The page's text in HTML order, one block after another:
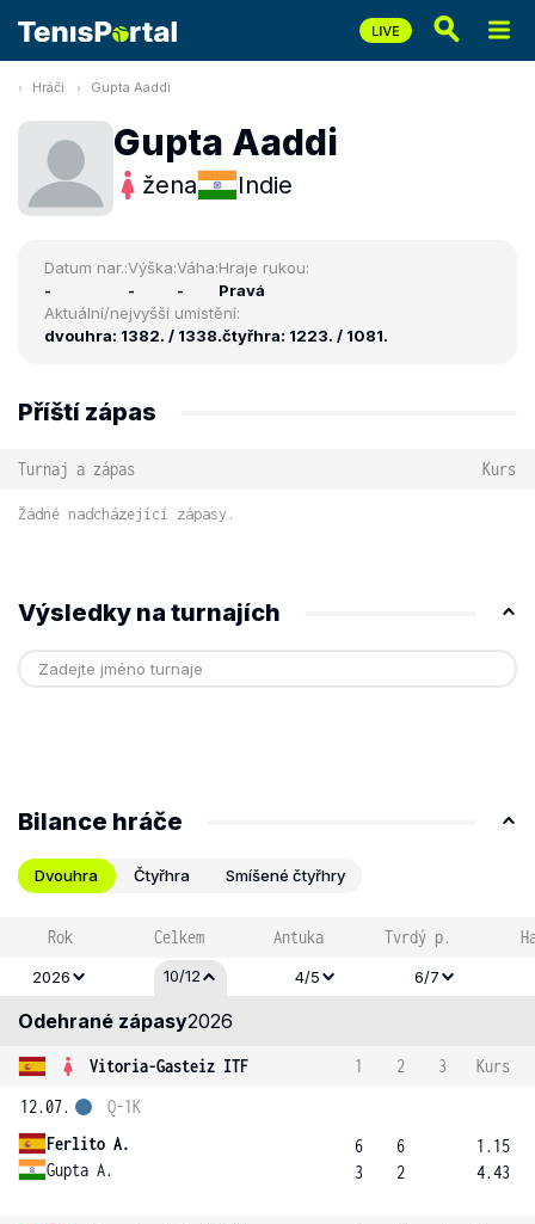
Hráči Gupta Aaddi
Gupta Aaddi
žena Indie
Datum nar.:
-
Výška:
-
Váha:
-
Hraje rukou:
Pravá
Aktuální/nejvyšší umístění:
dvouhra: 1382. / 1338.čtyřhra: 1223. / 1081.
Příští zápas
Turnaj a zápas Kurs
Žádné nadcházející zápasy.
Výsledky na turnajích
Bilance hráče
Dvouhra Čtyřhra Smíšené čtyřhry
Rok Celkem Antuka Tvrdý p.
2026 10/12 4/5 6/7
Odehrané zápasy2026
Vitoria-Gasteiz ITF 1 2 3
Kurs
12.07.
Ferlito A.
Gupta A.
Q-1K
6
3
6
2
1.15
4.43